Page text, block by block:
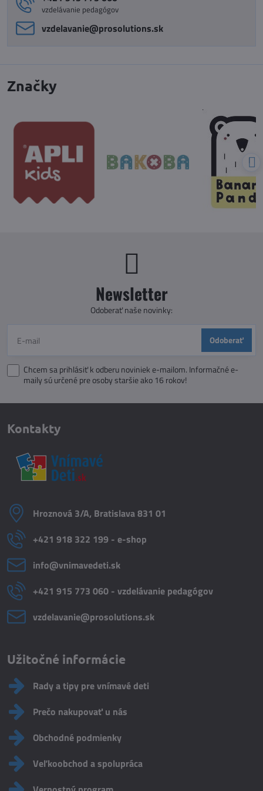
vzdelávanie pedagógov
vzdelavanie​@prosolutions​.sk
Značky
Newsletter
Odoberať naše novinky:
Odoberať
Chcem sa prihlásiť k odberu noviniek e-mailom. Informačné e-
maily sú určené pre osoby staršie ako 16 rokov!
Kontakty
Hroznová 3/A, Bratislava 831 01
+421 918 322 199 - e-shop
info​@vnimavedeti​.sk
+421 915 773 060 - vzdelávanie pedagógov
vzdelavanie​@prosolutions​.sk
Užitočné informácie
Rady a tipy pre vnímavé deti
Prečo nakupovať u nás
Obchodné podmienky
Veľkoobchod a spolupráca